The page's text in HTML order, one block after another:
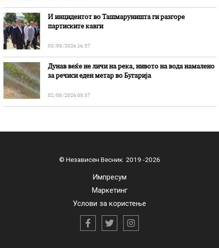
И инцидентот во Ташмаруништa ги разгоре
партиските кавги
03/08/2026 16:37
Дунав веќе не личи на река, нивото на вода намалено
за речиси еден метар во Бугарија
02/08/2026 08:57
© Независен Весник 2019 -2026
Импресум
Маркетинг
Услови за користење